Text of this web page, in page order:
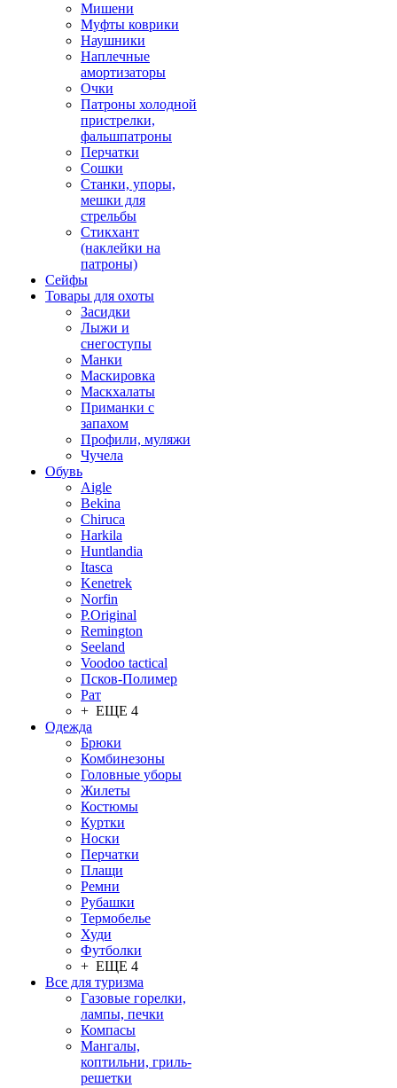
Мишени
Муфты коврики
Наушники
Наплечные
амортизаторы
Очки
Патроны холодной
пристрелки,
фальшпатроны
Перчатки
Сошки
Станки, упоры,
мешки для
стрельбы
Стикхант
(наклейки на
патроны)
Сейфы
Товары для охоты
Засидки
Лыжи и
снегоступы
Манки
Маскировка
Маскхалаты
Приманки с
запахом
Профили, муляжи
Чучела
Обувь
Aigle
Bekina
Chiruсa
Harkila
Huntlandia
Itasca
Kenetrek
Norfin
P.Original
Remington
Seeland
Voodoo tactical
Псков-Полимер
Рат
+ ЕЩЕ 4
Одежда
Брюки
Комбинезоны
Головные уборы
Жилеты
Костюмы
Куртки
Носки
Перчатки
Плащи
Ремни
Рубашки
Термобелье
Худи
Футболки
+ ЕЩЕ 4
Все для туризма
Газовые горелки,
лампы, печки
Компасы
Мангалы,
коптильни, гриль-
решетки